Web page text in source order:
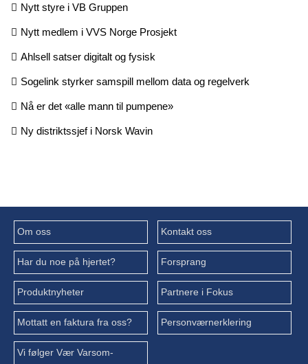
Nytt styre i VB Gruppen
Nytt medlem i VVS Norge Prosjekt
Ahlsell satser digitalt og fysisk
Sogelink styrker samspill mellom data og regelverk
Nå er det «alle mann til pumpene»
Ny distriktssjef i Norsk Wavin
Om oss Kontakt oss
Har du noe på hjertet? Forsprang
Produktnyheter Partnere i Fokus
Mottatt en faktura fra oss? Personværnerklering
Vi følger Vær Varsom-